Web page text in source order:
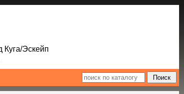
Куга/Эскейп